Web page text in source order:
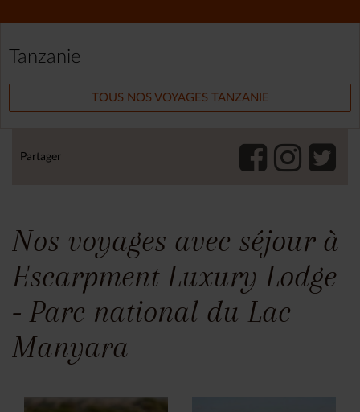
Tanzanie
TOUS NOS VOYAGES TANZANIE
Partager
Nos voyages avec séjour à
Escarpment Luxury Lodge
- Parc national du Lac
Manyara